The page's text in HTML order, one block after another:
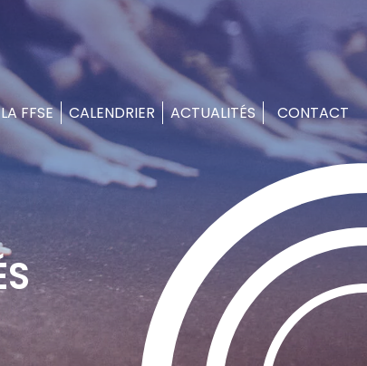
FFSE CALENDRIER ACTUALITÉS CONTACT